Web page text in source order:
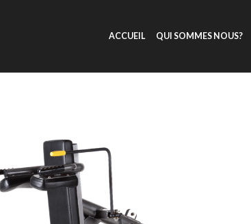
ACCUEIL QUI SOMMES NOUS?